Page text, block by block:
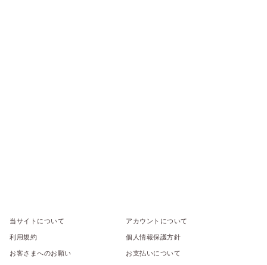
当サイトについて アカウントについて
利用規約 個人情報保護方針
お客さまへのお願い お支払いについて